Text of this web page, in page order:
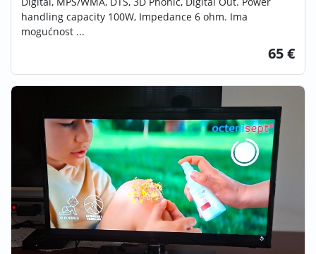
handling capacity 100W, Impedance 6 ohm. Ima
mogućnost ...
65 €